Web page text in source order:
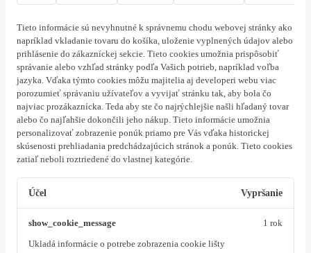
Tieto informácie sú nevyhnutné k správnemu chodu webovej stránky ako
napríklad vkladanie tovaru do košíka, uloženie vyplnených údajov alebo
prihlásenie do zákazníckej sekcie. Tieto cookies umožnia prispôsobiť
správanie alebo vzhľad stránky podľa Vašich potrieb, napríklad voľba
jazyka. Vďaka týmto cookies môžu majitelia aj developeri webu viac
porozumieť správaniu užívateľov a vyvijať stránku tak, aby bola čo
najviac prozákaznícka. Teda aby ste čo najrýchlejšie našli hľadaný tovar
alebo čo najľahšie dokončili jeho nákup. Tieto informácie umožnia
personalizovať zobrazenie ponúk priamo pre Vás vďaka historickej
skúsenosti prehliadania predchádzajúcich stránok a ponúk. Tieto cookies
zatiaľ neboli roztriedené do vlastnej kategórie.
Účel Vypršanie
show_cookie_message
Ukladá informácie o potrebe zobrazenia cookie lišty
1 rok